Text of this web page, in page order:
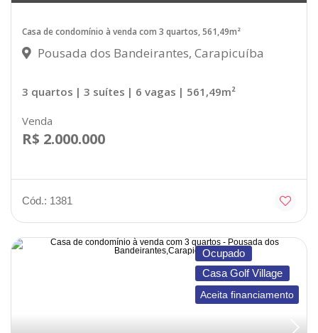
Casa de condomínio à venda com 3 quartos, 561,49m²
Pousada dos Bandeirantes, Carapicuíba
3 quartos | 3 suítes | 6 vagas | 561,49m²
Venda
R$ 2.000.000
Cód.: 1381
Ocupado
Casa Golf Village
Aceita financiamento